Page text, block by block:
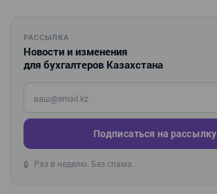
РАССЫЛКА
Новости и изменения
для бухгалтеров Казахстана
Введите ваш e-mail
Подписаться на рассылку
🔒 Раз в неделю. Без спама.